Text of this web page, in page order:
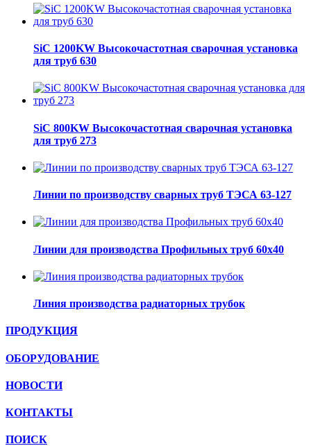
SiC 1200KW Высокочастотная сварочная установка
для труб 630
SiC 800KW Высокочастотная сварочная установка
для труб 273
Линии по производству сварных труб ТЭСА 63-127
Линии для производства Профильных труб 60х40
Линия производства радиаторных трубок
ПРОДУКЦИЯ
ОБОРУДОВАНИЕ
НОВОСТИ
КОНТАКТЫ
ПОИСК